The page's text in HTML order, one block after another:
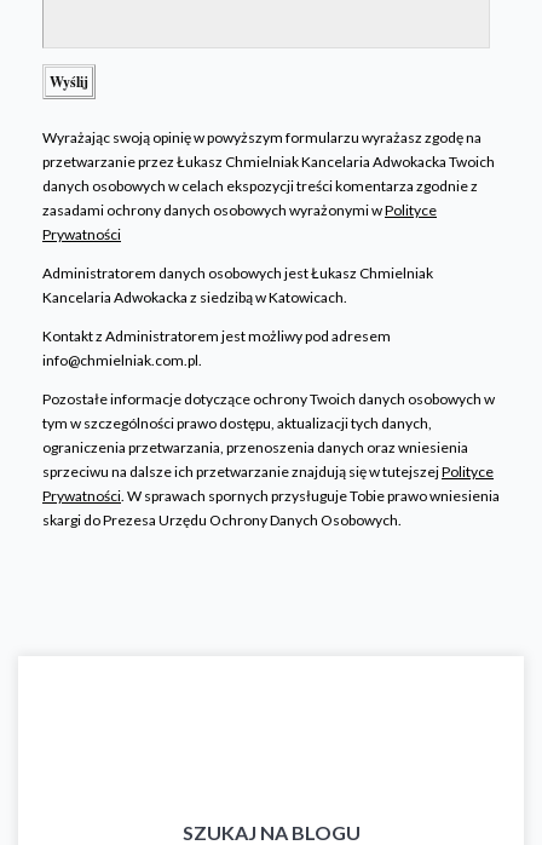
Wyrażając swoją opinię w powyższym formularzu wyrażasz zgodę na
przetwarzanie przez Łukasz Chmielniak Kancelaria Adwokacka Twoich
danych osobowych w celach ekspozycji treści komentarza zgodnie z
zasadami ochrony danych osobowych wyrażonymi wPolityce
Prywatności
Administratorem danych osobowych jest Łukasz Chmielniak
Kancelaria Adwokacka z siedzibą w Katowicach.
Kontakt z Administratorem jest możliwy pod adresem
info@chmielniak.com.pl.
Pozostałe informacje dotyczące ochrony Twoich danych osobowych w
tym w szczególności prawo dostępu, aktualizacji tych danych,
ograniczenia przetwarzania, przenoszenia danych oraz wniesienia
sprzeciwu na dalsze ich przetwarzanie znajdują się w tutejszejPolityce
Prywatności . W sprawach spornych przysługuje Tobie prawo wniesienia
skargi do Prezesa Urzędu Ochrony Danych Osobowych.
SZUKAJ NA BLOGU